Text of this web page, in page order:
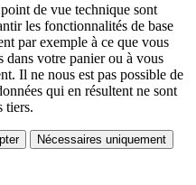
de vue technique sont
les fonctionnalités de base
par exemple à ce que vous
dans votre panier ou à vous
Il ne nous est pas possible de
qui en résultent ne sont
tiers.
Nécessaires uniquement